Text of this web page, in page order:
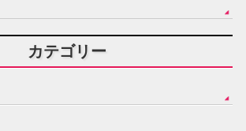
カテゴリー